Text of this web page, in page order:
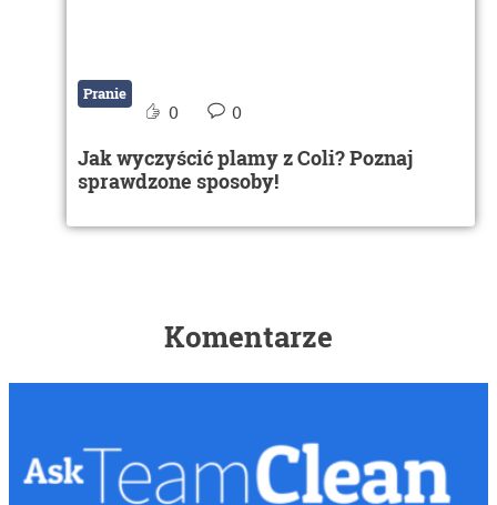
Pranie
0 0
Jak wyczyścić plamy z Coli? Poznaj
sprawdzone sposoby!
Komentarze